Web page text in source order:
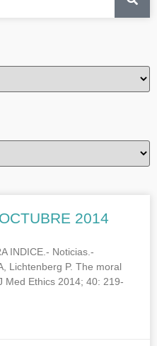
2014
INDICE.- Noticias.-
Lichtenberg P. The moral
Med Ethics 2014; 40: 219-